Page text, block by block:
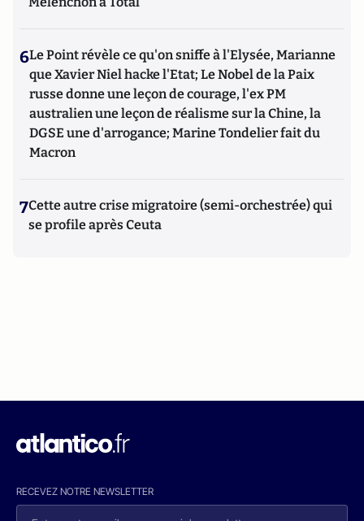
6Le Point révèle ce qu'on sniffe à l'Elysée, Marianne
que Xavier Niel hacke l'Etat; Le Nobel de la Paix
russe donne une leçon de courage, l'ex PM
australien une leçon de réalisme sur la Chine, la
DGSE une d'arrogance; Marine Tondelier fait du
Macron
7Cette autre crise migratoire (semi-orchestrée) qui
se profile après Ceuta
RECEVEZ NOTRE NEWSLETTER